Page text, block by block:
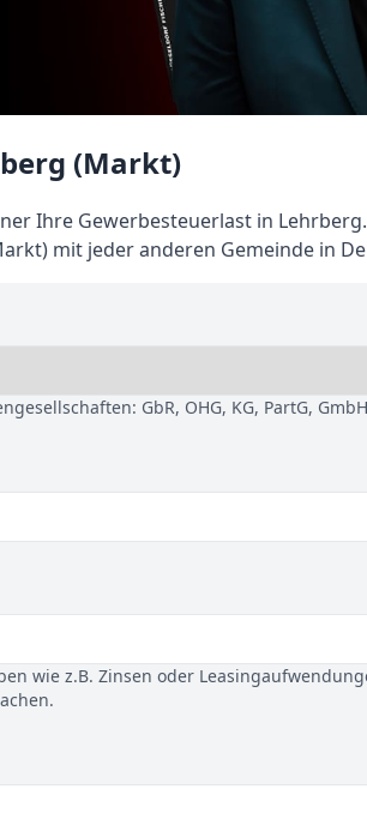
(Markt)
Ihre Gewerbesteuerlast in
mit jeder anderen Gemeinde in
GbR, OHG, KG, PartG,
wie z.B. Zinsen oder